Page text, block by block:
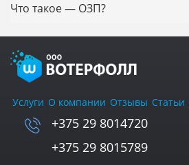
Что такое — ОЗП?
Услуги О компании Отзывы Статьи
+375 29 8014720
+375 29 8015789